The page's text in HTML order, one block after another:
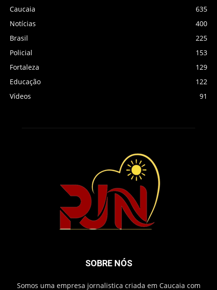
Caucaia
635
Notícias
400
Brasil
225
Policial
153
Fortaleza
129
Educação
122
Vídeos
91
SOBRE NÓS
Somos uma empresa jornalistica criada em Caucaia com